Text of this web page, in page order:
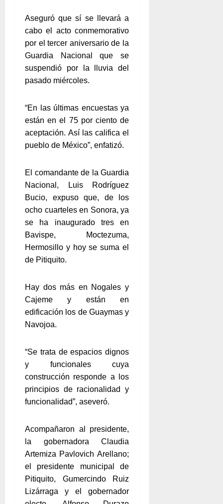
Aseguró que sí se llevará a
cabo el acto conmemorativo
por el tercer aniversario de la
Guardia Nacional que se
suspendió por la lluvia del
pasado miércoles.
“En las últimas encuestas ya
están en el 75 por ciento de
aceptación. Así las califica el
pueblo de México”, enfatizó.
El comandante de la Guardia
Nacional, Luis Rodríguez
Bucio, expuso que, de los
ocho cuarteles en Sonora, ya
se ha inaugurado tres en
Bavispe, Moctezuma,
Hermosillo y hoy se suma el
de Pitiquito.
Hay dos más en Nogales y
Cajeme y están en
edificación los de Guaymas y
Navojoa.
“Se trata de espacios dignos
y funcionales cuya
construcción responde a los
principios de racionalidad y
funcionalidad”, aseveró.
Acompañaron al presidente,
la gobernadora Claudia
Artemiza Pavlovich Arellano;
el presidente municipal de
Pitiquito, Gumercindo Ruiz
Lizárraga y el gobernador